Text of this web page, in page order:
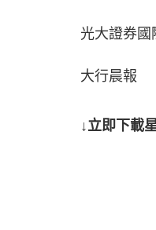
光大證券國
大行晨報
↓立即下載